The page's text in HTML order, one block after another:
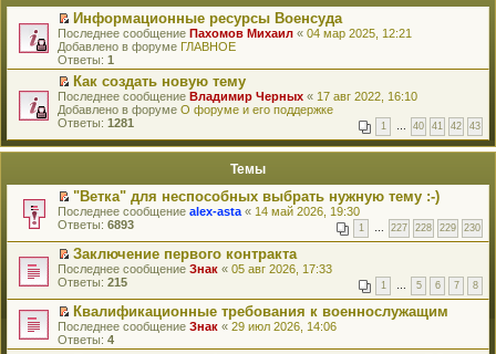
П
е
р
е
й
т
и
к
е
о
у
н
е
п
р
о
и
т
а
н
Информационные ресурсы Военсуда
Последнее сообщение Пахомов Михаил « 04 мар 2025, 12:21
Добавлено в форуме ГЛАВНОЕ
Ответы: 1
П
е
р
й
к
е
р
в
о
м
у
е
п
р
о
Как создать новую тему
Последнее сообщение Владимир Черных « 17 авг 2022, 16:10
Добавлено в форуме О форуме и его поддержке
Ответы: 1281 1 … 40 41 42 43
Темы
П
е
е
й
т
и
к
п
е
р
"Ветка" для неспособных выбрать нужную тему :-)
Последнее сообщение alex-asta « 14 май 2026, 19:30
Ответы: 6893 1 … 227 228 229 230
П
е
е
й
т
и
Заключение первого контракта
Последнее сообщение Знак « 05 авг 2026, 17:33
Ответы: 215 1 … 5 6 7 8
П
е
р
Квалификационные требования к военнослужащим
Последнее сообщение Знак « 29 июл 2026, 14:06
Ответы: 4